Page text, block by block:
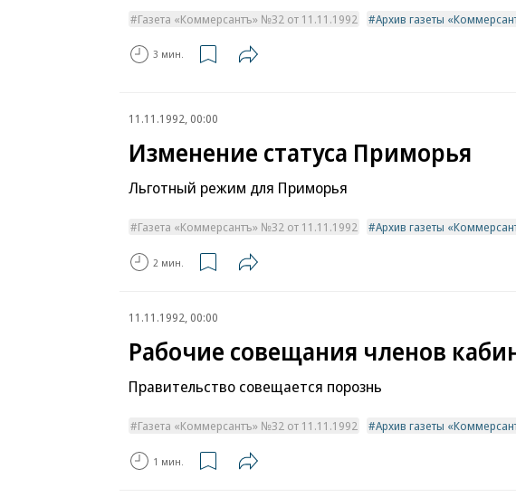
Газета «Коммерсантъ» №32 от 11.11.1992 Архив газеты
3 мин.
11.11.1992, 00:00
Изменение статуса Приморья
Льготный режим для Приморья
Газета «Коммерсантъ» №32 от 11.11.1992 Архив газеты
2 мин.
11.11.1992, 00:00
Рабочие совещания членов
Правительство совещается порознь
Газета «Коммерсантъ» №32 от 11.11.1992 Архив газеты
1 мин.